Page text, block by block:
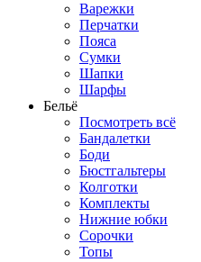
Варежки
Перчатки
Пояса
Сумки
Шапки
Шарфы
Бельё
Посмотреть всё
Бандалетки
Боди
Бюстгальтеры
Колготки
Комплекты
Нижние юбки
Сорочки
Топы